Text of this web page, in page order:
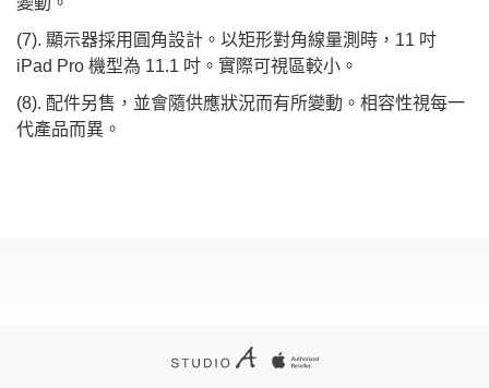
(7). 顯示器採用圓角設計。以矩形對角線量測時，11 吋
iPad Pro 機型為 11.1 吋。實際可視區較小。
(8). 配件另售，並會隨供應狀況而有所變動。相容性視每一
代產品而異。